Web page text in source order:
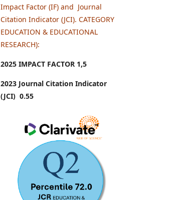
Impact Factor (IF) and Journal
Citation Indicator (JCI). CATEGORY
EDUCATION & EDUCATIONAL
RESEARCH):
2025 IMPACT FACTOR 1,5
2023 Journal Citation Indicator
(JCI) 0.55